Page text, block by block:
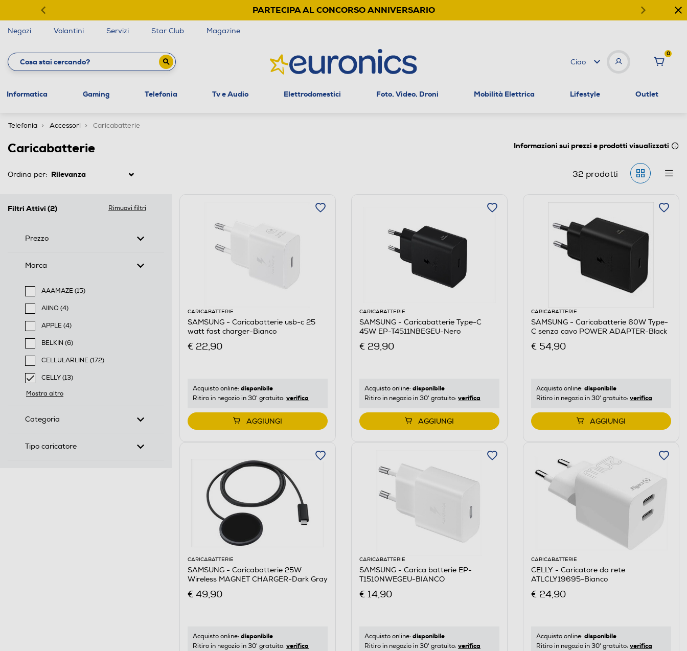
PARTECIPA AL CONCORSO ANNIVERSARIO
Negozi Volantini Servizi Star Club Magazine
Ciao
0
Informatica Gaming Telefonia Tv e Audio Elettrodomestici Foto, Video, Droni Mobilità Elettrica Lifestyle Outlet
Telefonia Accessori Caricabatterie
Caricabatterie Informazioni sui prezzi e prodotti visualizzati
Ordina per: 32 prodotti
Filtri Attivi (2) Rimuovi filtri
Prezzo
Marca
AAAMAZE (15)
Filtra per Marca: AAAMAZE
AIINO (4)
Filtra per Marca: AIINO
APPLE (4)
Filtra per Marca: APPLE
BELKIN (6)
Filtra per Marca: BELKIN
CELLULARLINE (172)
Filtra per Marca: CELLULARLINE
CELLY (13)
selected Filtro applicato per Marca: CELLY
Mostra altro
Categoria
Tipo caricatore
CARICABATTERIE
SAMSUNG - Caricabatterie usb-c 25
watt fast charger-Bianco
€ 22,90
Acquisto online: disponibile
Ritiro in negozio in 30' gratuito: verifica
AGGIUNGI
CARICABATTERIE
SAMSUNG - Caricabatterie Type-C
45W EP-T4511NBEGEU-Nero
€ 29,90
Acquisto online: disponibile
Ritiro in negozio in 30' gratuito: verifica
AGGIUNGI
CARICABATTERIE
SAMSUNG - Caricabatterie 60W Type-
C senza cavo POWER ADAPTER-Black
€ 54,90
Acquisto online: disponibile
Ritiro in negozio in 30' gratuito: verifica
AGGIUNGI
CARICABATTERIE
SAMSUNG - Caricabatterie 25W
Wireless MAGNET CHARGER-Dark Gray
€ 49,90
Acquisto online: disponibile
Ritiro in negozio in 30' gratuito: verifica
CARICABATTERIE
SAMSUNG - Carica batterie EP-
T1510NWEGEU-BIANCO
€ 14,90
Acquisto online: disponibile
Ritiro in negozio in 30' gratuito: verifica
CARICABATTERIE
CELLY - Caricatore da rete
ATLCLY19695-Bianco
€ 24,90
Acquisto online: disponibile
Ritiro in negozio in 30' gratuito: verifica